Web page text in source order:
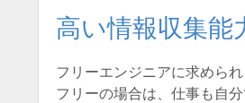
高い情報収集
フリーエンジニアに求めら
フリーの場合は、仕事も自